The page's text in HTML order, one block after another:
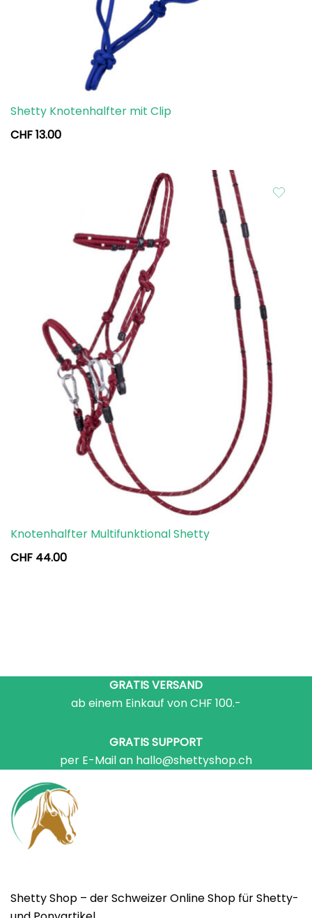
Shetty Knotenhalfter mit Clip
CHF13.00
Knotenhalfter Multifunktional Shetty
CHF 44.00
GRATIS VERSAND
ab einem Einkauf von CHF 100.-
GRATIS SUPPORT
per E-Mail an hallo@shettyshop.ch
Shetty Shop – der Schweizer Online Shop für Shetty-